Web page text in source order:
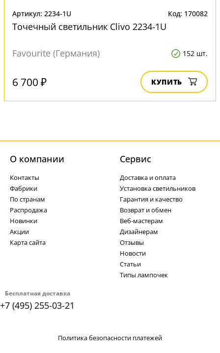
Артикул: 2234-1U Код: 170082
Точечный светильник Clivo 2234-1U
Favourite (Германия) 152 шт.
6 700 ₽ КУПИТЬ
Бесплатная доставка
+7 (495) 255-03-21
О компании
Контакты
Фабрики
По странам
Распродажа
Новинки
Акции
Карта сайта
Cервис
Доставка и оплата
Установка светильников
Гарантия и качество
Возврат и обмен
Веб-мастерам
Дизайнерам
Отзывы
Новости
Статьи
Типы лампочек
Политика безопасности платежей